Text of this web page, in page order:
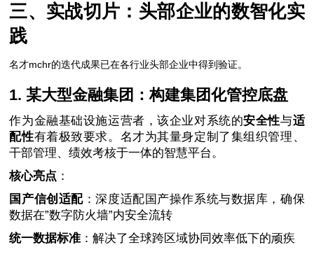
三、实战切片：头部企业的数智化实
践
名才mchr的迭代成果已在各行业头部企业中得到验证。
1. 某大型金融集团：构建集团化管控底盘
作为金融基础设施运营者，该企业对系统的安全性与适
配性有着极致要求。名才为其量身定制了集组织管理、
干部管理、绩效考核于一体的智慧平台。
核心亮点 ：
国产信创适配：深度适配国产操作系统与数据库，确保
数据在”数字防火墙”内安全流转
统一数据标准：解决了全球跨区域协同效率低下的顽疾